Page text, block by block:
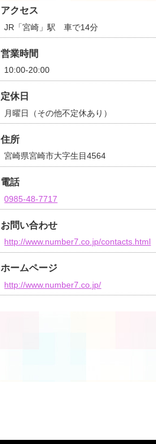
アクセス
JR「宮崎」駅 車で14分
営業時間
10:00-20:00
定休日
月曜日（その他不定休あり）
住所
宮崎県宮崎市大字生目4564
電話
0985-48-7717
お問い合わせ
http://www.number7.co.jp/contacts.html
ホームページ
http://www.number7.co.jp/